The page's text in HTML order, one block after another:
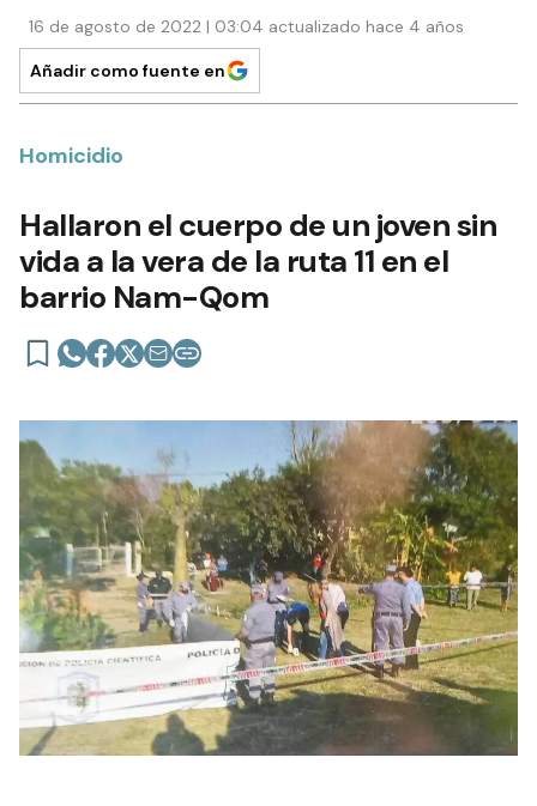
16 de agosto de 2022 | 03:04 actualizado hace 4 años
Añadir como fuente en
Homicidio
Hallaron el cuerpo de un joven sin
vida a la vera de la ruta 11 en el
barrio Nam-Qom